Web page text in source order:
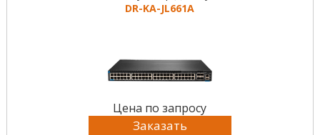
DR-KА-JL661A
Цена по запросу
Заказать